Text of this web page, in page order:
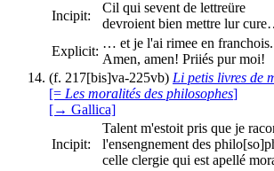
Incipit:
Cil qui sevent de lettreüre
devroient bien mettre lur
Explicit:
… et je l'ai rimee en franchois.
Amen, amen! Priiés pur moi!
(f. 217[bis]va-225vb) Li petis livres de
[= Les moralités des philosophes]
[→ Gallica]
Incipit:
Talent m'estoit pris que je
l'ensengnement des
celle clergie qui est apellé